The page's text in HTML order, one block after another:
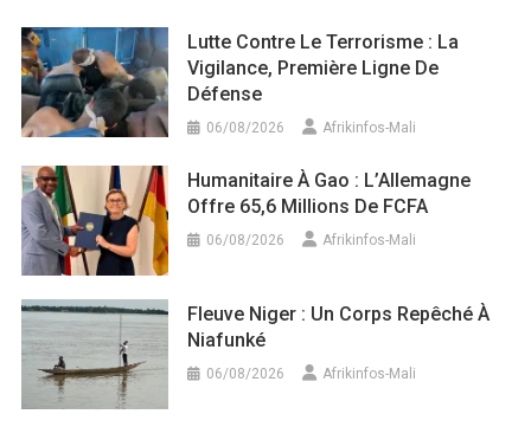
Lutte Contre Le Terrorisme : La
Vigilance, Première Ligne De
Défense
06/08/2026 Afrikinfos-Mali
Humanitaire À Gao : L’Allemagne
Offre 65,6 Millions De FCFA
06/08/2026 Afrikinfos-Mali
Fleuve Niger : Un Corps Repêché À
Niafunké
06/08/2026 Afrikinfos-Mali